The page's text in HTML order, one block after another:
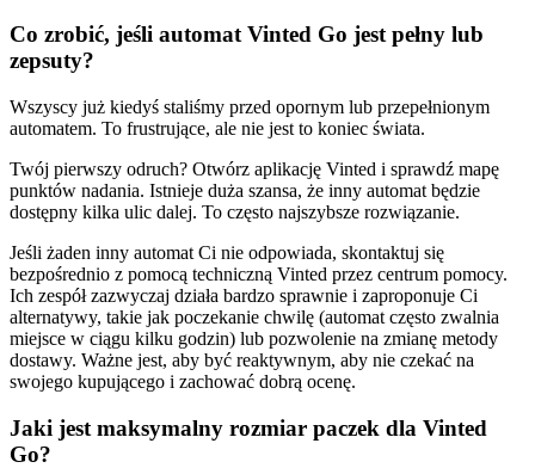
Co zrobić, jeśli automat Vinted Go jest pełny lub
zepsuty?
Wszyscy już kiedyś staliśmy przed opornym lub przepełnionym
automatem. To frustrujące, ale nie jest to koniec świata.
Twój pierwszy odruch? Otwórz aplikację Vinted i sprawdź mapę
punktów nadania. Istnieje duża szansa, że inny automat będzie
dostępny kilka ulic dalej. To często najszybsze rozwiązanie.
Jeśli żaden inny automat Ci nie odpowiada, skontaktuj się
bezpośrednio z pomocą techniczną Vinted przez centrum pomocy.
Ich zespół zazwyczaj działa bardzo sprawnie i zaproponuje Ci
alternatywy, takie jak poczekanie chwilę (automat często zwalnia
miejsce w ciągu kilku godzin) lub pozwolenie na zmianę metody
dostawy. Ważne jest, aby być reaktywnym, aby nie czekać na
swojego kupującego i zachować dobrą ocenę.
Jaki jest maksymalny rozmiar paczek dla Vinted
Go?